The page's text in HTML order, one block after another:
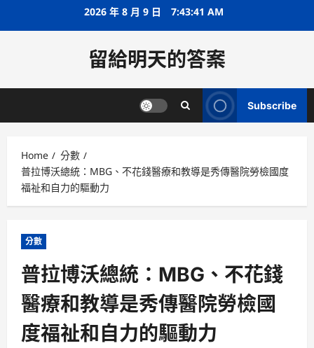
2026 年 8 月 9 日 7:43:42 AM
留給明天的答案
Subscribe
Home
分數
普拉博沃總統：MBG、不花錢醫療和教導是秀傳醫院勞檢國度
福祉和自力的驅動力
分數
普拉博沃總統：MBG、不花錢
醫療和教導是秀傳醫院勞檢國
度福祉和自力的驅動力